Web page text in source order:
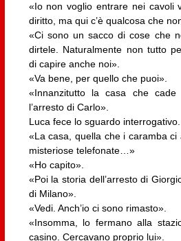
«Io non voglio entrare nei cavoli
diritto, ma qui c’è qualcosa che
«Ci sono un sacco di cose che
dirtele. Naturalmente non tutto
di capire anche noi».
«Va bene, per quello che puoi».
«Innanzitutto la casa che
l’arresto di Carlo».
Luca fece lo sguardo interrogativo.
«La casa, quella che i caramba
misteriose telefonate…»
«Ho capito».
«Poi la storia dell’arresto di
di Milano».
«Vedi. Anch’io ci sono rimasto».
«Insomma, lo fermano alla
casino. Cercavano proprio lui».